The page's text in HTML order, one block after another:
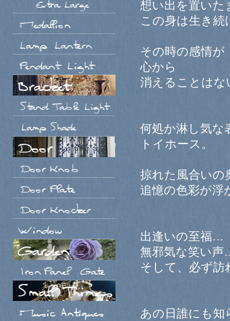
想い出を置いた
この身は生き続
その時の感情が
心から
消えることは
何処か淋し気な
トイホース。
掠れた風合いの
追憶の色彩が浮
出逢いの至福…
無邪気な笑い
そして、必ず
あの日誰にも知